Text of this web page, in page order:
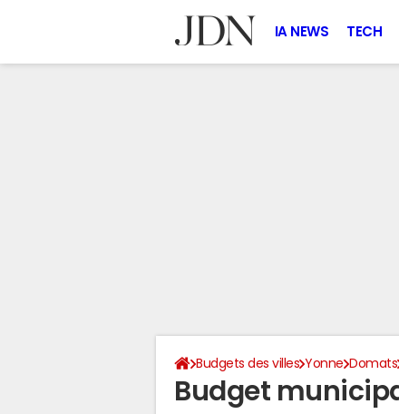
IA NEWS TECH
Budgets des villes Yonne Domats
Budget